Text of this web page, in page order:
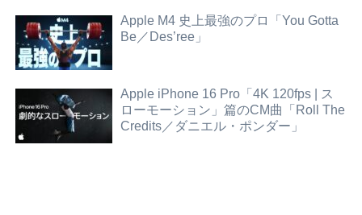
Apple M4 史上最強のプロ「You Gotta
Be／Des’ree」
Apple iPhone 16 Pro「4K 120fps | ス
ローモーション」篇のCM曲「Roll The
Credits／ダニエル・ポンダー」